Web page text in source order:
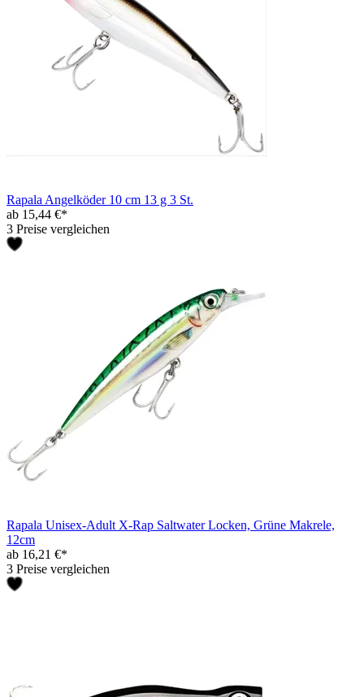
Rapala Angelköder 10 cm 13 g 3 St.
ab 15,44 €*
3 Preise vergleichen
Rapala Unisex-Adult X-Rap Saltwater Locken, Grüne Makrele,
12cm
ab 16,21 €*
3 Preise vergleichen